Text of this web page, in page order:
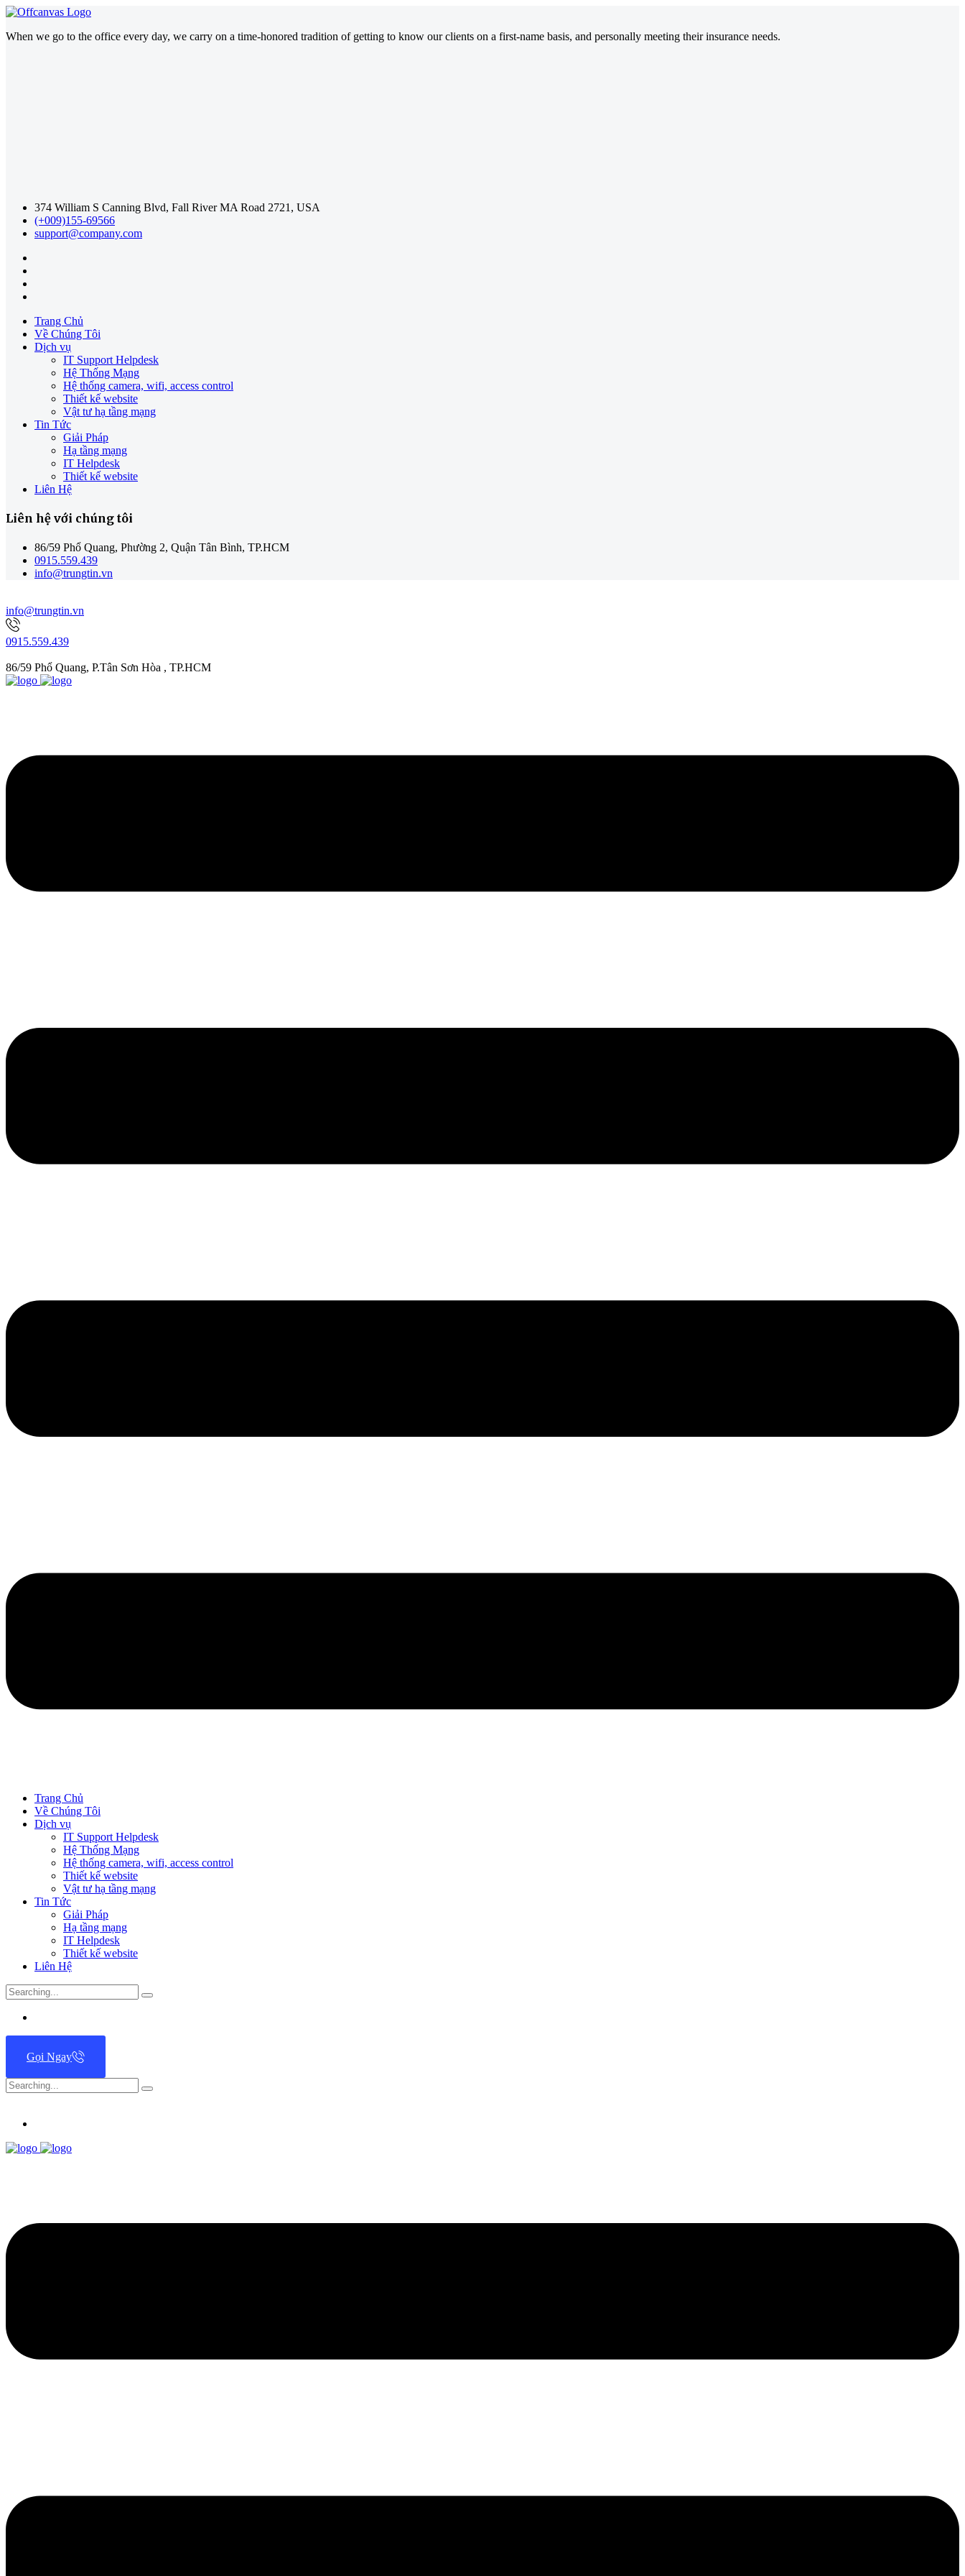
When we go to the office every day, we carry on a time-honored tradition of getting to know our clients on a first-name basis, and personally meeting their insurance needs.
374 William S Canning Blvd, Fall River MA Road 2721, USA
(+009)155-69566
support@company.com
Trang Chủ
Về Chúng Tôi
Dịch vụ
IT Support Helpdesk
Hệ Thống Mạng
Hệ thống camera, wifi, access control
Thiết kế website
Vật tư hạ tầng mạng
Tin Tức
Giải Pháp
Hạ tầng mạng
IT Helpdesk
Thiết kế website
Liên Hệ
Liên hệ với chúng tôi
86/59 Phổ Quang, Phường 2, Quận Tân Bình, TP.HCM
0915.559.439
info@trungtin.vn
info@trungtin.vn
0915.559.439
86/59 Phổ Quang, P.Tân Sơn Hòa , TP.HCM
Trang Chủ
Về Chúng Tôi
Dịch vụ
IT Support Helpdesk
Hệ Thống Mạng
Hệ thống camera, wifi, access control
Thiết kế website
Vật tư hạ tầng mạng
Tin Tức
Giải Pháp
Hạ tầng mạng
IT Helpdesk
Thiết kế website
Liên Hệ
Search
for:
Gọi Ngay
Search
for: